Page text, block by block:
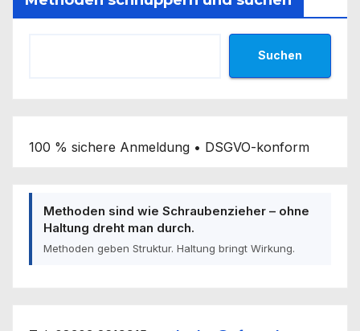
Suchen
100 % sichere Anmeldung • DSGVO-konform
Methoden sind wie Schraubenzieher – ohne
Haltung dreht man durch.
Methoden geben Struktur. Haltung bringt Wirkung.